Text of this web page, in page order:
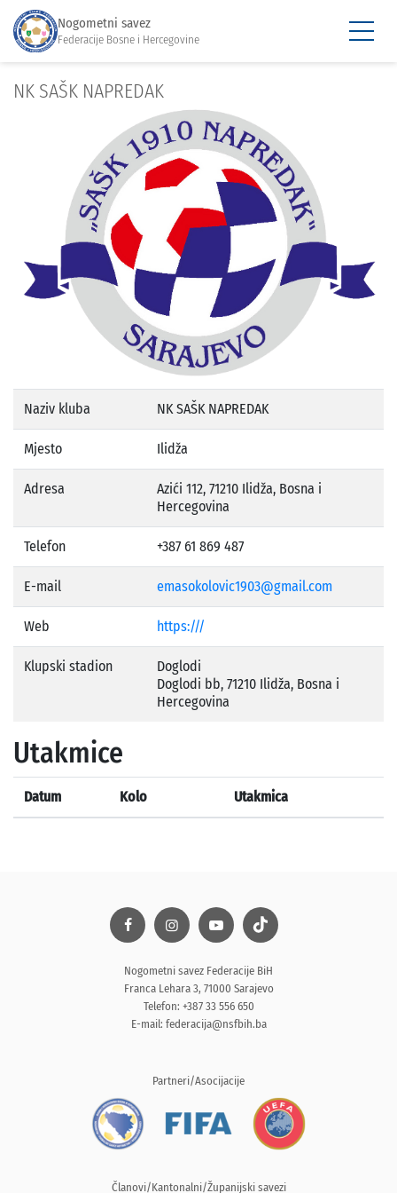
Nogometni savez
Federacije Bosne i Hercegovine
NK SAŠK NAPREDAK
Naziv kluba NK SAŠK NAPREDAK
Mjesto Ilidža
Adresa
Azići 112, 71210 Ilidža, Bosna i
Hercegovina
Telefon +387 61 869 487
E-mail emasokolovic1903@gmail.com
Web https:///
Klupski stadion
Doglodi
Doglodi bb, 71210 Ilidža, Bosna i
Hercegovina
Utakmice
Datum Kolo Utakmica
Nogometni savez Federacije BiH
Franca Lehara 3, 71000 Sarajevo
Telefon: +387 33 556 650
E-mail: federacija@nsfbih.ba
Partneri/Asocijacije
Članovi/Kantonalni/Županijski savezi